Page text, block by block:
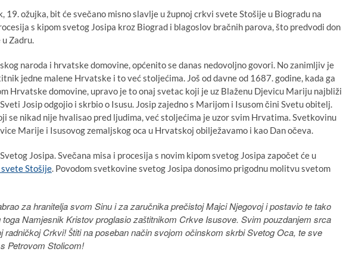
19. ožujka, bit će svečano misno slavlje u župnoj crkvi svete Stošije u Biogradu na
s kipom svetog Josipa kroz Biograd i blagoslov bračnih parova, što predvodi don
u Zadru.
naroda i hrvatske domovine, općenito se danas nedovoljno govori. No zanimljiv je
jedne malene Hrvatske i to već stoljećima. Još od davne od 1687. godine, kada ga
Hrvatske domovine, upravo je to onaj svetac koji je uz Blaženu Djevicu Mariju najbliži
Josip odgojio i skrbio o Isusu. Josip zajedno s Marijom i Isusom čini Svetu obitelj.
se nikad nije hvalisao pred ljudima, već stoljećima je uzor svim Hrvatima. Svetkovinu
Marije i Isusovog zemaljskog oca u Hrvatskoj obilježavamo i kao Dan očeva.
Josipa. Svečana misa i procesija s novim kipom svetog Josipa započet će u
svete Stošije. Povodom svetkovine svetog Josipa donosimo prigodnu molitvu svetom
za hranitelja svom Sinu i za zaručnika prečistoj Majci Njegovoj i postavio te tako
Namjesnik Kristov proglasio zaštitnikom Crkve Isusove. Svim pouzdanjem srca
Crkvi! Štiti na poseban način svojom očinskom skrbi Svetog Oca, te sve
Petrovom Stolicom!